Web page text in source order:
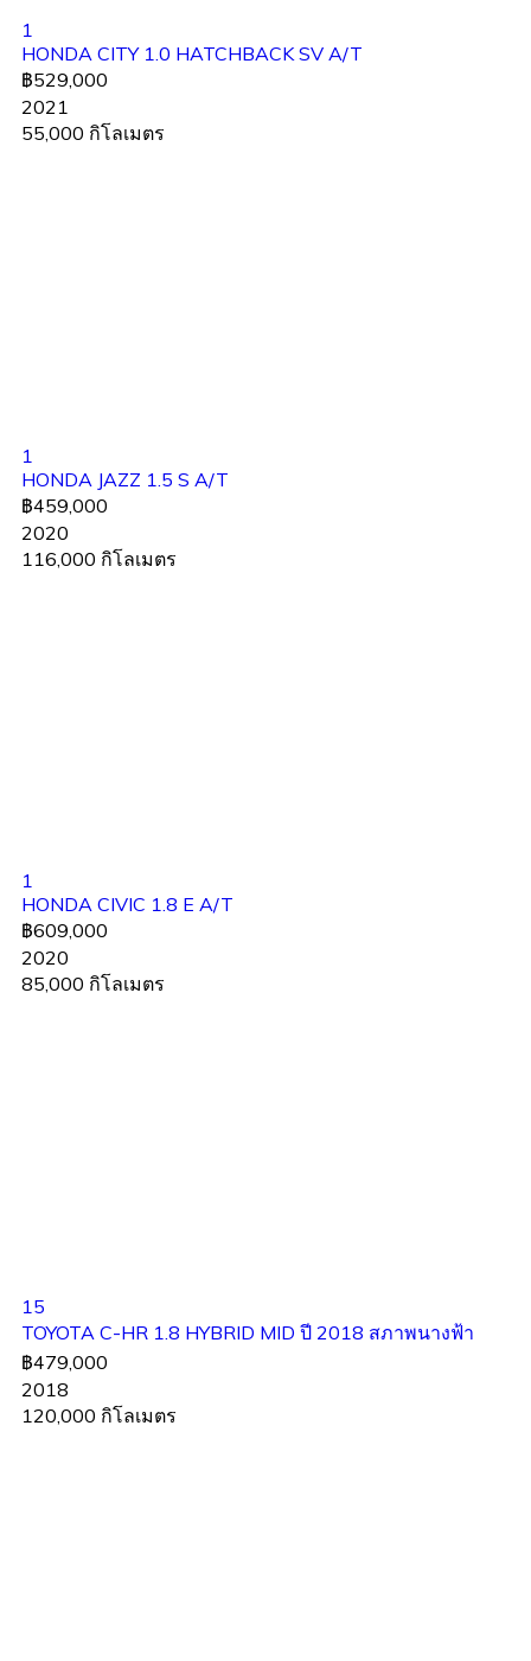
1
HONDA CITY 1.0 HATCHBACK SV A/T
฿529,000
2021
55,000 กิโลเมตร
1
HONDA JAZZ 1.5 S A/T
฿459,000
2020
116,000 กิโลเมตร
1
HONDA CIVIC 1.8 E A/T
฿609,000
2020
85,000 กิโลเมตร
15
TOYOTA C-HR 1.8 HYBRID MID ปี 2018 สภาพนางฟ้า
฿479,000
2018
120,000 กิโลเมตร